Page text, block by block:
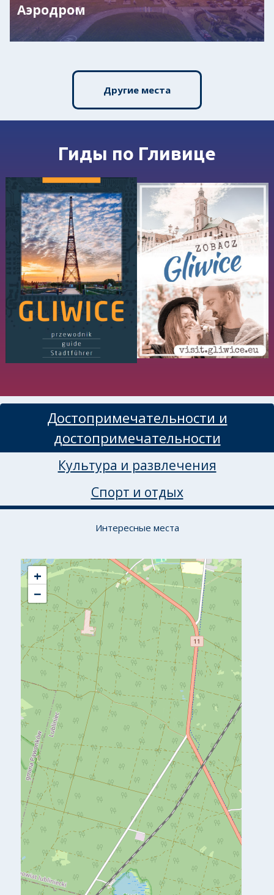
Аэродром
Другие места
Гиды по Гливице
Достопримечательности и
достопримечательности
Культура и развлечения
Спорт и отдых
Интересные места
+
−